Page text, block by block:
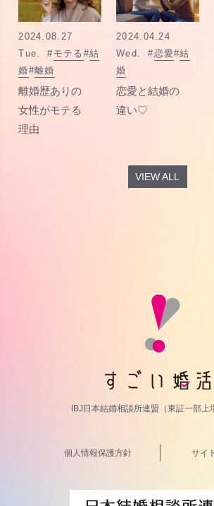
2024.08.27
Tue.
#モテる #結
婚#離婚
離婚歴ありの
女性がモテる
理由
2024.04.24
Wed.
#恋愛#結
婚
恋愛と結婚の
違い♡
VIEW ALL
IBJ日本結婚相談所連盟（東証一部上
個人情報保護方針 サイ